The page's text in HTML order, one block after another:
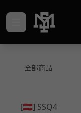
全部商品
[🇦🇹] SSQ4